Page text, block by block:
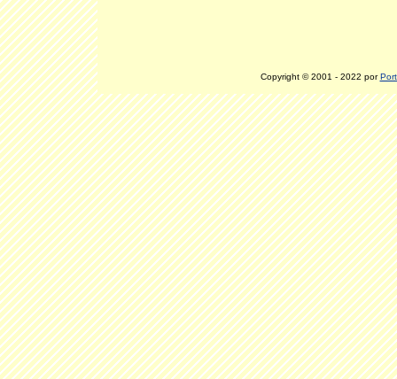
Copyright © 2001 - 2022 por